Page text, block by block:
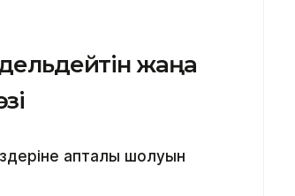
жаңа
апталық шолуын